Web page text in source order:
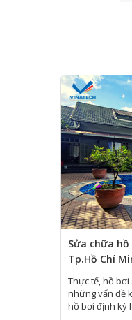
Sửa chữa
Tp.Hồ Chí
Thực tế, hồ
những vấn đề
hồ bơi định kỳ